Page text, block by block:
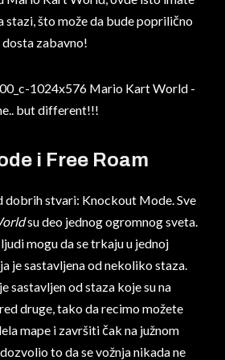
stazi, što može da bude poprilično
zabavno!
i Free Roam
dobrih stvari: Knockout Mode. Sve
su deo jednog ogromnog sveta.
mogu da se trkaju u jednoj
je sastavljena od nekoliko staza.
sastavljen od staza koje su na
druge, tako da recimo možete
mape i završiti čak na južnom
to da se vožnja nikada ne